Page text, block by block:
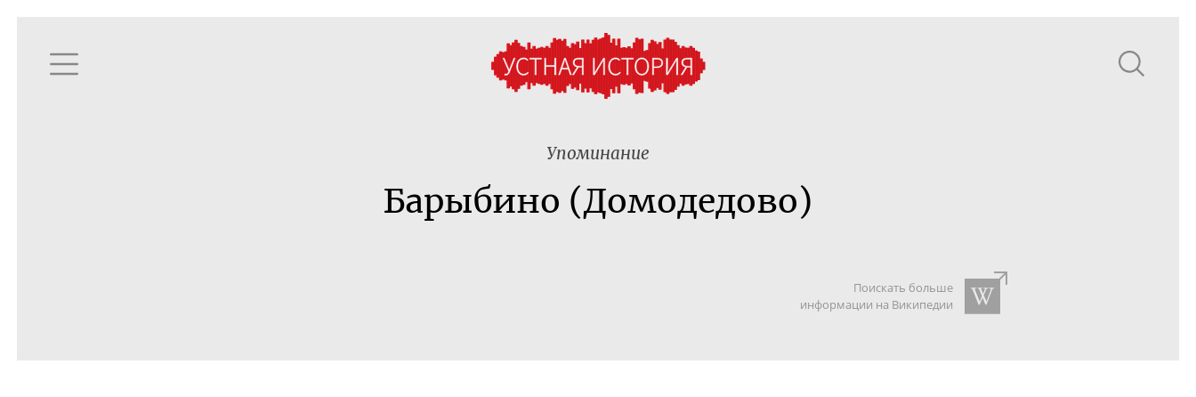
Упоминание
Барыбино (Домодедово)
Поискать больше
информации на Википедии